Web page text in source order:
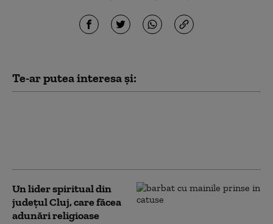
Te-ar putea interesa și:
Un lider spiritual din
judeţul Cluj, care făcea
adunări religioase